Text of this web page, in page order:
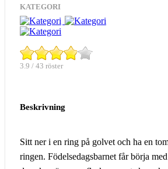
KATEGORI
3.9 / 43 röster
Beskrivning
Sitt ner i en ring på golvet och ha en
ringen. Födelsedagsbarnet får börja